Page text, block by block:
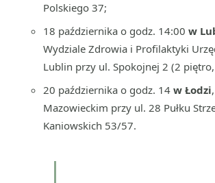
Polskiego 37;
18 października o godz. 14:00 w
Wydziale Zdrowia i Profilaktyki
Lublin przy ul. Spokojnej 2 (2
20 października o godz. 14 w Łodzi
Mazowieckim przy ul. 28 Pułku
Kaniowskich 53/57.